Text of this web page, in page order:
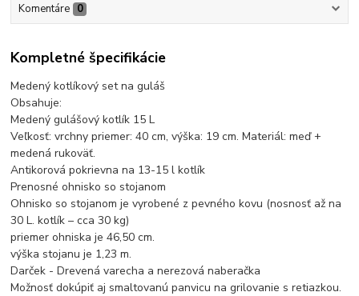
Komentáre 0
Kompletné špecifikácie
Medený kotlíkový set na guláš
Obsahuje:
Medený gulášový kotlík 15 L
Veľkosť: vrchny priemer: 40 cm, výška: 19 cm. Materiál: meď +
medená rukoväť.
Antikorová pokrievna na 13-15 l kotlík
Prenosné ohnisko so stojanom
Ohnisko so stojanom je vyrobené z pevného kovu (nosnosť až na
30 L. kotlík – cca 30 kg)
priemer ohniska je 46,50 cm.
výška stojanu je 1,23 m.
Darček - Drevená varecha a nerezová naberačka
Možnosť dokúpiť aj smaltovanú panvicu na grilovanie s retiazkou.